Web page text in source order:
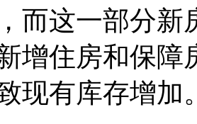
而这一部分新
增住房和保障
现有库存增加